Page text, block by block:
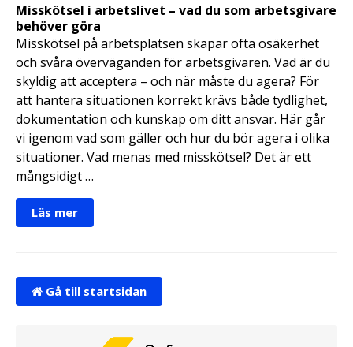
Misskötsel i arbetslivet – vad du som arbetsgivare
behöver göra
Misskötsel på arbetsplatsen skapar ofta osäkerhet
och svåra överväganden för arbetsgivaren. Vad är du
skyldig att acceptera – och när måste du agera? För
att hantera situationen korrekt krävs både tydlighet,
dokumentation och kunskap om ditt ansvar. Här går
vi igenom vad som gäller och hur du bör agera i olika
situationer. Vad menas med misskötsel? Det är ett
mångsidigt …
Läs mer
Gå till startsidan